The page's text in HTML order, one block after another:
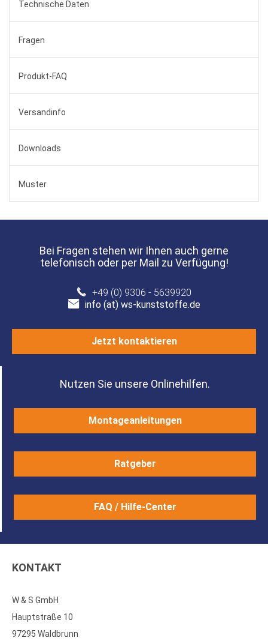
Technische Daten
Fragen
Produkt-FAQ
Versandinfo
Downloads
Muster
Bei Fragen stehen wir Ihnen auch gerne
telefonisch oder per Mail zu Verfügung!
+49 (0) 9306 - 5639920
info (at) ws-kunststoffe.de
Jetzt kontaktieren
Nutzen Sie unsere Onlinehilfen.
Montageanleitungen
Ratgeber
FAQ / Hilfe-Center
KONTAKT
W & S GmbH
Hauptstraße 10
97295 Waldbrunn